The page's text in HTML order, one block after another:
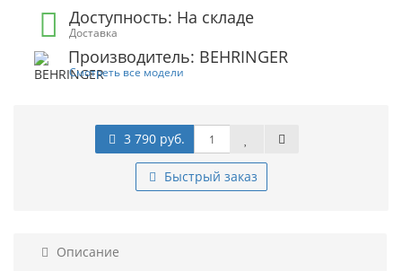
Доступность: На складе
Доставка
Производитель: BEHRINGER
Смотреть все модели
3 790 руб.
Быстрый заказ
Описание